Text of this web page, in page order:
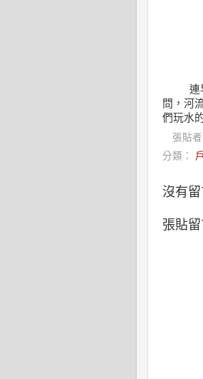
連
問 ， 河
們玩水
張貼者
分類：
沒有
張貼留